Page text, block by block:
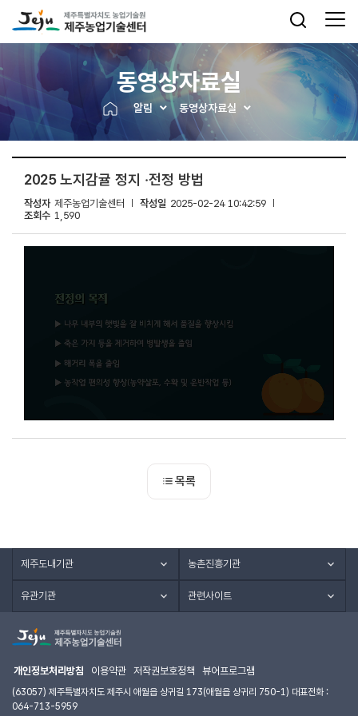
동영상자료실
알림 동영상자료실
2025 노지감귤 정지 ‧전정 방법
작성자 제주농업기술센터 작성일 2025-02-24 10:42:59
조회수 1,590
목록
제주도내기관 농촌진흥기관
유관기관 관련사이트
개인정보처리방침 이용약관 저작권보호정책 뷰어프로그램
(63057) 제주특별자치도 제주시 애월읍 상귀길 173(애월읍 상귀리 750-1) 대표전화 :
064-713-5959